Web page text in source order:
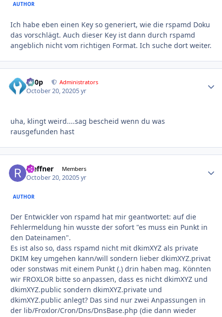
AUTHOR
Ich habe eben einen Key so generiert, wie die rspamd Doku
das vorschlägt. Auch dieser Key ist dann durch rspamd
angeblich nicht vom richtigen Format. Ich suche dort weiter.
d00p Administrators
October 20, 20205 yr
uha, klingt weird....sag bescheid wenn du was
rausgefunden hast
rseffner Members
October 20, 20205 yr
AUTHOR
Der Entwickler von rspamd hat mir geantwortet: auf die
Fehlermeldung hin wusste der sofort "es muss ein Punkt in
den Dateinamen".
Es ist also so, dass rspamd nicht mit dkimXYZ als private
DKIM key umgehen kann/will sondern lieber dkimXYZ.privat
oder sonstwas mit einem Punkt (.) drin haben mag. Könnten
wir FROXLOR bitte so anpassen, dass es nicht dkimXYZ und
dkimXYZ.public sondern dkimXYZ.private und
dkimXYZ.public anlegt? Das sind nur zwei Anpassungen in
der lib/Froxlor/Cron/Dns/DnsBase.php (die dann wieder